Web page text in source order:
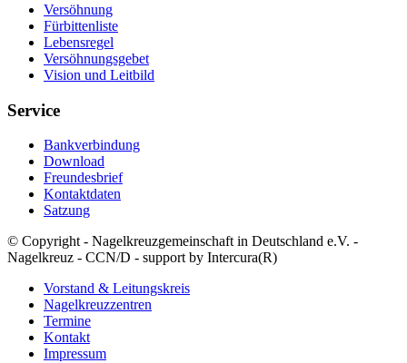
Versöhnung
Fürbittenliste
Lebensregel
Versöhnungsgebet
Vision und Leitbild
Service
Bankverbindung
Download
Freundesbrief
Kontaktdaten
Satzung
© Copyright - Nagelkreuzgemeinschaft in Deutschland e.V. -
Nagelkreuz - CCN/D - support by Intercura(R)
Vorstand & Leitungskreis
Nagelkreuzzentren
Termine
Kontakt
Impressum